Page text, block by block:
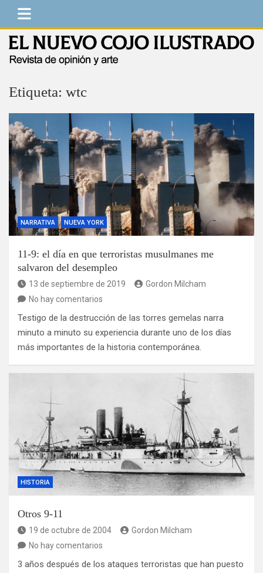
Saltar
contenido
Etiqueta: wtc
NARRATIVA NUEVA YORK
11-9: el día en que terroristas musulmanes me
salvaron del desempleo
13 de septiembre de 2019
Gordon Milcham
No hay comentarios
Testigo de la destrucción de las torres gemelas narra
minuto a minuto su experiencia durante uno de los días
más importantes de la historia contemporánea.
HISTORIA
Otros 9-11
19 de octubre de 2004
Gordon Milcham
No hay comentarios
3 años después de los ataques terroristas que han puesto